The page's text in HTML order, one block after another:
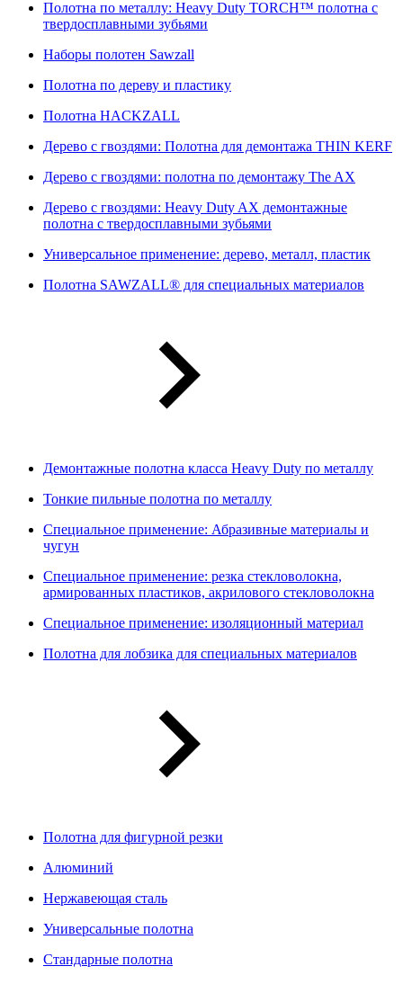
Полотна по металлу: Heavy Duty TORCH™ полотна с
твердосплавными зубьями
Наборы полотен Sawzall
Полотна по дереву и пластику
Полотна HACKZALL
Дерево с гвоздями: Полотна для демонтажа THIN KERF
Дерево с гвоздями: полотна по демонтажу The AX
Дерево с гвоздями: Heavy Duty AX демонтажные
полотна с твердосплавными зубьями
Универсальное применение: дерево, металл, пластик
Полотна SAWZALL® для специальных материалов
Демонтажные полотна класса Heavy Duty по металлу
Тонкие пильные полотна по металлу
Специальное применение: Абразивные материалы и
чугун
Специальное применение: резка стекловолокна,
армированных пластиков, акрилового стекловолокна
Специальное применение: изоляционный материал
Полотна для лобзика для специальных материалов
Полотна для фигурной резки
Алюминий
Нержавеющая сталь
Универсальные полотна
Стандарные полотна